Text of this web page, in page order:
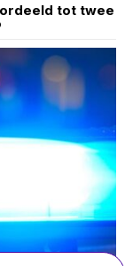
tot twee